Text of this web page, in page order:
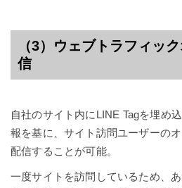
（3）ウェブトラフィッ
信
自社のサイト内にLINE Tagを埋め
報を基に、サイト訪問ユーザーの
配信することが可能。
一度サイトを訪問しているため、